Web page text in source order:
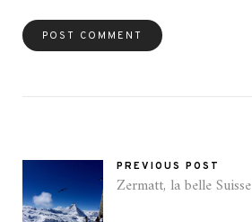
PREVIOUS POST
Zermatt, la belle Suisse